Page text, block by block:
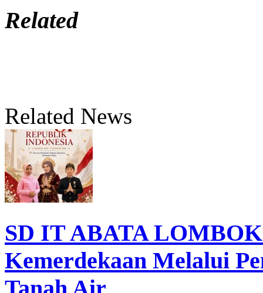
Related
Related News
SD IT ABATA
Kemerdekaan Melalui